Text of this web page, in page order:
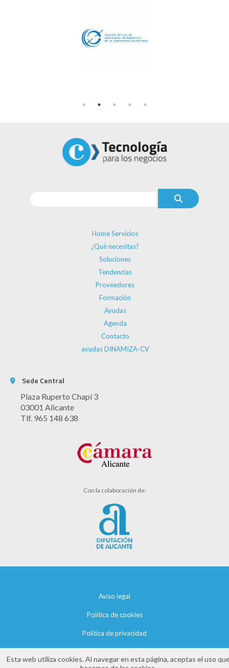
Home Servicios
¿Qué necesitas?
Soluciones
Tendencias
Proveedores
Formación
Ayudas
Agenda
Contacto
ayudas DINAMIZA-CV
Sede Central
Plaza Ruperto Chapí 3
03001 Alicante
Tlf. 965 148 638
Con la colaboración de:
Aviso legal
Política de cookies
Política de privacidad
Esta web utiliza cookies. Al navegar en esta página, aceptas el uso